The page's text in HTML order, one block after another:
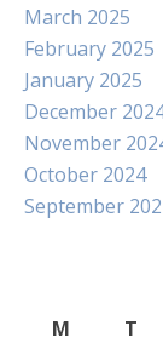
March 2025
February 2025
January 2025
December
November
October 2024
September
M
T